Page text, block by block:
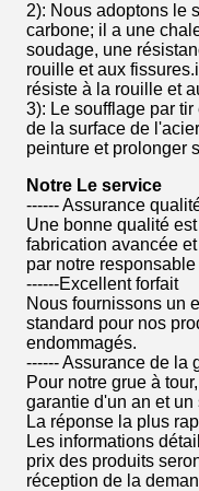
2): Nous adoptons le
carbone; il a une
soudage, une
rouille et aux
résiste à la rouille et
3): Le soufflage par
de la surface de
peinture et prolonger
Notre Le service
------ Assurance
Une bonne qualité
fabrication avancée
par notre
------Excellent forfait
Nous fournissons un
standard pour nos
endommagés.
------ Assurance de la
Pour notre grue à
garantie d'un an et
La réponse la plus
Les informations
prix des produits
réception de la